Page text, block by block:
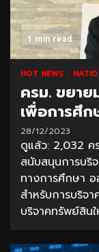
1 min read
HOT NEWS
ครม. ขยา
เพื่อการศึ
28/12/2023
ดูแล้ว: 2,032 ค
สนับสนุนการบริ
ทางการศึกษา
สำหรับการบริจ
บริจาคทรัพย์สิน